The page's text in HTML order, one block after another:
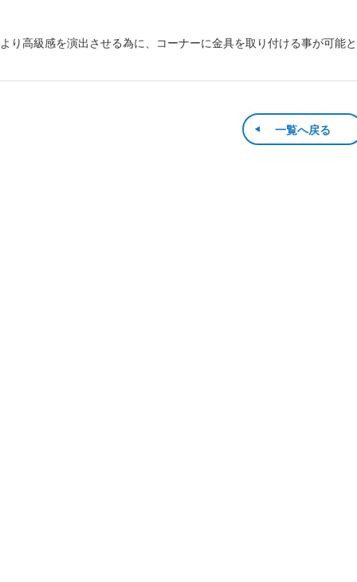
より高級感を演出させる為に、コーナーに金具を取り付ける事が可能
一覧へ戻る